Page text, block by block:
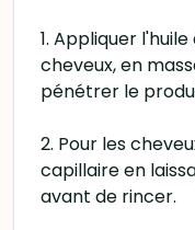
1. Appliquer
cheveux, en
pénétrer le
2. Pour les
capillaire en
avant de rincer.